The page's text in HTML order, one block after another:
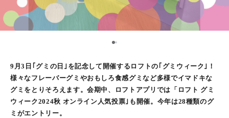
1
9月3日｢グミの日｣を記念して開催するロフトの｢グミウィーク｣！
様々なフレーバーグミやおもしろ食感グミなど多様でイマドキな
グミをとりそろえます。会期中、ロフトアプリでは「ロフト グミ
ウィーク2024秋 オンライン人気投票｣も開催。今年は28種類のグ
ミがエントリー。